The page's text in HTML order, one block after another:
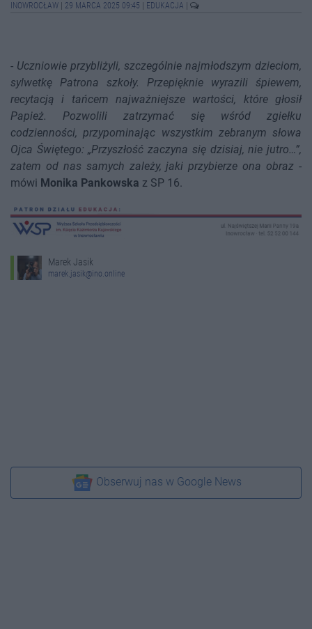
INOWROCŁAW 29 MARCA 2025 09:45 EDUKACJA
- Uczniowie przybliżyli, szczególnie najmłodszym dzieciom,
sylwetkę Patrona szkoły. Przepięknie wyrazili śpiewem,
recytacją i tańcem najważniejsze wartości, które głosił
Papież. Pozwolili zatrzymać się wśród zgiełku
codzienności, przypominając wszystkim zebranym słowa
Ojca Świętego: „Przyszłość zaczyna się dzisiaj, nie jutro…”,
zatem od nas samych zależy, jaki przybierze ona obraz -
mówi Monika Pankowska z SP 16.
Marek Jasik
marek.jasik@ino.online
Obserwuj nas w Google News